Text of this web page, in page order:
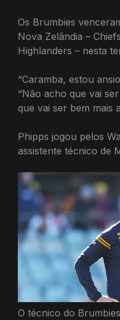
Os Brumbies
Nova Zelândia –
Highlanders – nesta
“Caramba, estou
“Não acho que vai
que vai ser bem mais
Phipps jogou pelos
assistente técnico de
O técnico do